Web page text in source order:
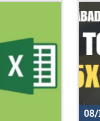
08/